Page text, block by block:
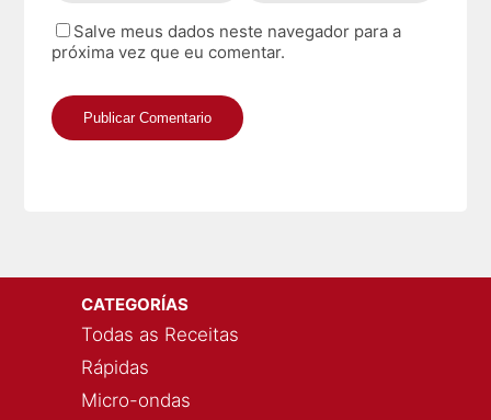
Salve meus dados neste navegador para a
próxima vez que eu comentar.
CATEGORÍAS
Todas as Receitas
Rápidas
Micro-ondas